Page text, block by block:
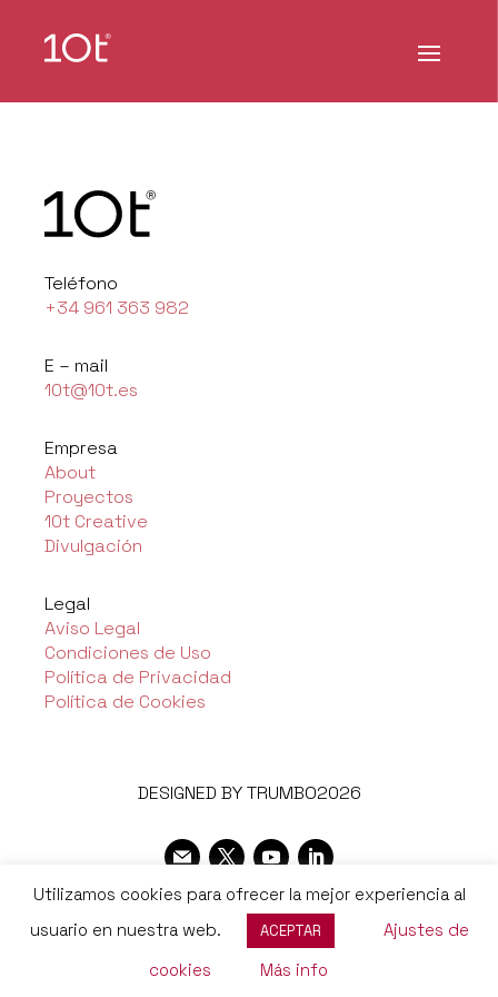
Teléfono
+34 961 363 982
E – mail
10t@10t.es
Empresa
About
Proyectos
10t Creative
Divulgación
Legal
Aviso Legal
Condiciones de Uso
Política de Privacidad
Política de Cookies
DESIGNED BY TRUMBO2026
Utilizamos cookies para ofrecer la mejor experiencia al
usuario en nuestra web.
ACEPTAR
Ajustes de
cookies
Más info